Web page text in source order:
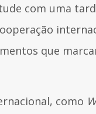
com uma
que
como